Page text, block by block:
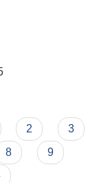
2
3
8
9